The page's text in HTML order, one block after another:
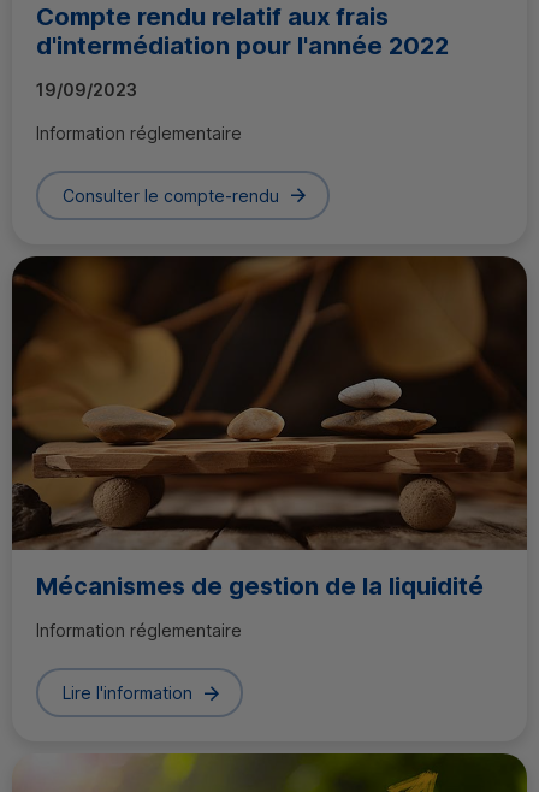
Compte rendu relatif aux frais
d'intermédiation pour l'année 2022
19/09/2023
Information réglementaire
Consulter le compte-rendu
Mécanismes de gestion de la liquidité
Information réglementaire
Lire l'information